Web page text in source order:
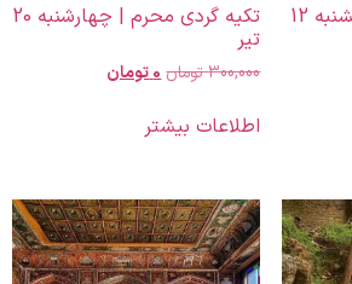
تکیه گردی محرم | پنجشنبه 12 تکیه گردی محرم | چهارشنبه 20
تیر
300,000تومان0تومان
اطلاعات بیشتر